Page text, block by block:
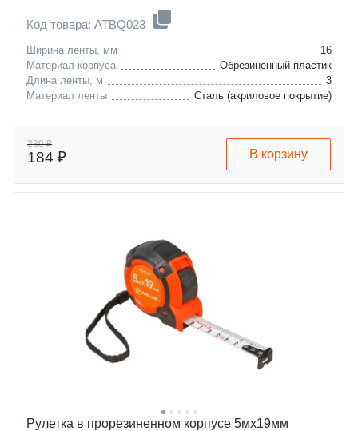
Код товара: ATBQ023
Ширина ленты, мм
16
Материал корпуса
Обрезиненный пластик
Длина ленты, м
3
Материал ленты
Сталь (акриловое покрытие)
230 ₽
184 ₽ В корзину
Рулетка в прорезиненном корпусе 5мх19мм